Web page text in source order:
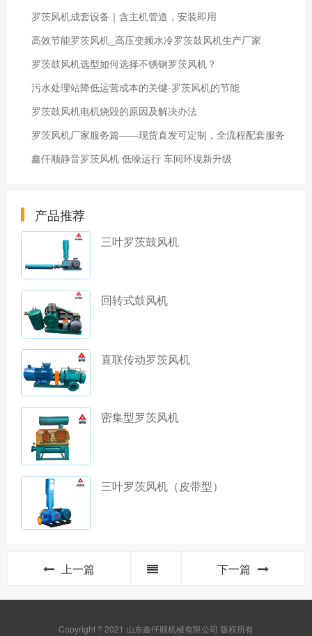
罗茨风机成套设备｜含主机管道，安装即用
高效节能罗茨风机_高压变频水冷罗茨鼓风机生产厂家
罗茨鼓风机选型如何选择不锈钢罗茨风机？
污水处理站降低运营成本的关键-罗茨风机的节能
罗茨鼓风机电机烧毁的原因及解决办法
罗茨风机厂家服务篇——现货直发可定制，全流程配套服务
鑫仟顺静音罗茨风机 低噪运行 车间环境新升级
产品推荐
三叶罗茨鼓风机
回转式鼓风机
直联传动罗茨风机
密集型罗茨风机
三叶罗茨风机（皮带型）
上一篇 下一篇
Copyright ? 2021 山东鑫仟顺机械有限公司 版权所有